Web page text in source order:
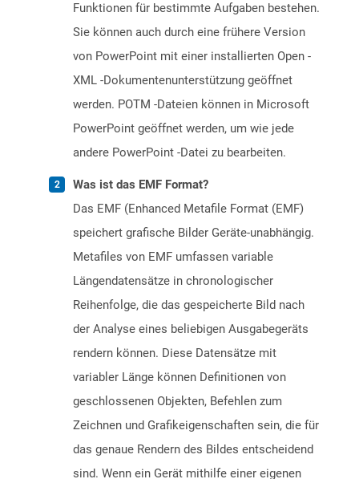
Funktionen für bestimmte Aufgaben bestehen.
Sie können auch durch eine frühere Version
von PowerPoint mit einer installierten Open -
XML -Dokumentenunterstützung geöffnet
werden. POTM -Dateien können in Microsoft
PowerPoint geöffnet werden, um wie jede
andere PowerPoint -Datei zu bearbeiten.
Was ist das EMF Format?
Das EMF (Enhanced Metafile Format (EMF)
speichert grafische Bilder Geräte-unabhängig.
Metafiles von EMF umfassen variable
Längendatensätze in chronologischer
Reihenfolge, die das gespeicherte Bild nach
der Analyse eines beliebigen Ausgabegeräts
rendern können. Diese Datensätze mit
variabler Länge können Definitionen von
geschlossenen Objekten, Befehlen zum
Zeichnen und Grafikeigenschaften sein, die für
das genaue Rendern des Bildes entscheidend
sind. Wenn ein Gerät mithilfe einer eigenen